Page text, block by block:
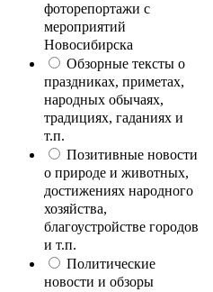
фоторепортажи с
мероприятий
Новосибирска
Обзорные тексты о
праздниках, приметах,
народных обычаях,
традициях, гаданиях и
т.п.
Позитивные новости
о природе и животных,
достижениях народного
хозяйства,
благоустройстве городов
и т.п.
Политические
новости и обзоры